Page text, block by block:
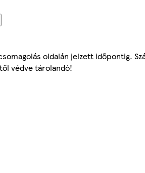
oldalán jelzett időpontig.
védve tárolandó!